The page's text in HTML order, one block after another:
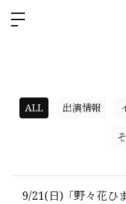
ALL 出演情報
9/21(日)「野々花ひ